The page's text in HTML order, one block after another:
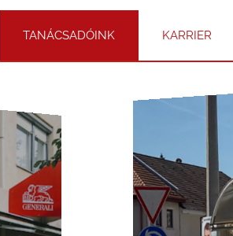
TANÁCSADÓINK KARRIER